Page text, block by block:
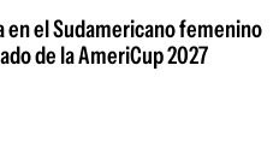
el Sudamericano femenino
de la AmeriCup 2027